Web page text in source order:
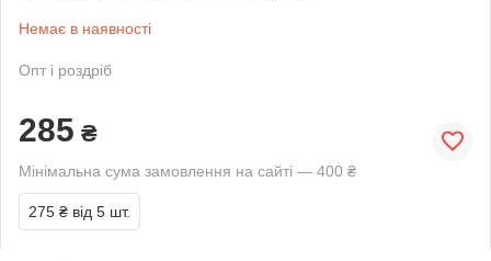
Немає в наявності
Опт і роздріб
285 ₴
Мінімальна сума замовлення на сайті — 400 ₴
275 ₴ від 5 шт.